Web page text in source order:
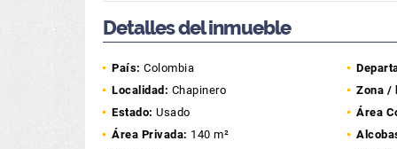
Detalles del inmueble
País: Colombia
Localidad: Chapinero
Zona /
Estado: Usado
Área
Área Privada: 140 m²